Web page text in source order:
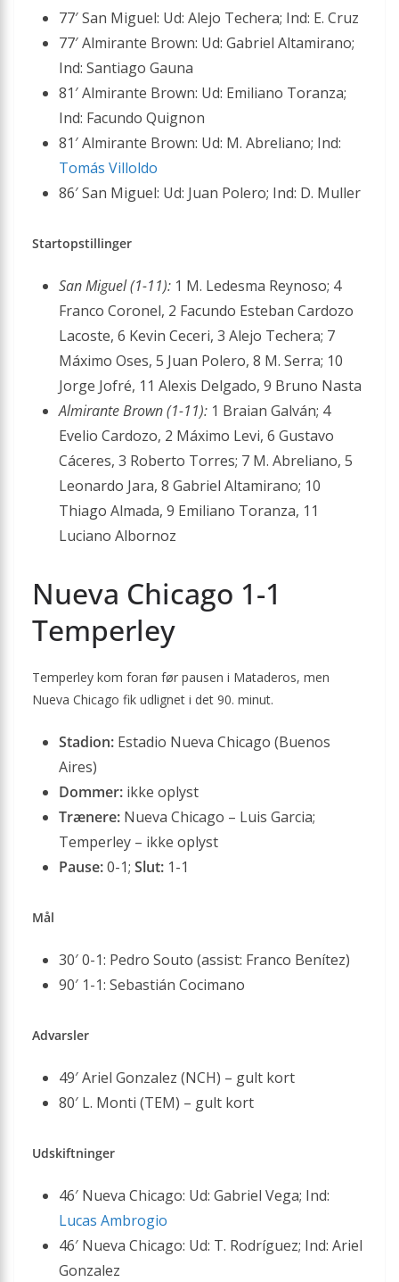
77′ San Miguel: Ud: Alejo Techera; Ind: E. Cruz
77′ Almirante Brown: Ud: Gabriel Altamirano;
Ind: Santiago Gauna
81′ Almirante Brown: Ud: Emiliano Toranza;
Ind: Facundo Quignon
81′ Almirante Brown: Ud: M. Abreliano; Ind:
Tomás Villoldo
86′ San Miguel: Ud: Juan Polero; Ind: D. Muller
Startopstillinger
San Miguel (1-11): 1 M. Ledesma Reynoso; 4
Franco Coronel, 2 Facundo Esteban Cardozo
Lacoste, 6 Kevin Ceceri, 3 Alejo Techera; 7
Máximo Oses, 5 Juan Polero, 8 M. Serra; 10
Jorge Jofré, 11 Alexis Delgado, 9 Bruno Nasta
Almirante Brown (1-11): 1 Braian Galván; 4
Evelio Cardozo, 2 Máximo Levi, 6 Gustavo
Cáceres, 3 Roberto Torres; 7 M. Abreliano, 5
Leonardo Jara, 8 Gabriel Altamirano; 10
Thiago Almada, 9 Emiliano Toranza, 11
Luciano Albornoz
Nueva Chicago 1-1
Temperley
Temperley kom foran før pausen i Mataderos, men
Nueva Chicago fik udlignet i det 90. minut.
Stadion: Estadio Nueva Chicago (Buenos
Aires)
Dommer: ikke oplyst
Trænere: Nueva Chicago – Luis Garcia;
Temperley – ikke oplyst
Pause:0-1; Slut: 1-1
Mål
30′ 0-1: Pedro Souto (assist: Franco Benítez)
90′ 1-1: Sebastián Cocimano
Advarsler
49′ Ariel Gonzalez (NCH) – gult kort
80′ L. Monti (TEM) – gult kort
Udskiftninger
46′ Nueva Chicago: Ud: Gabriel Vega; Ind:
Lucas Ambrogio
46′ Nueva Chicago: Ud: T. Rodríguez; Ind: Ariel
Gonzalez